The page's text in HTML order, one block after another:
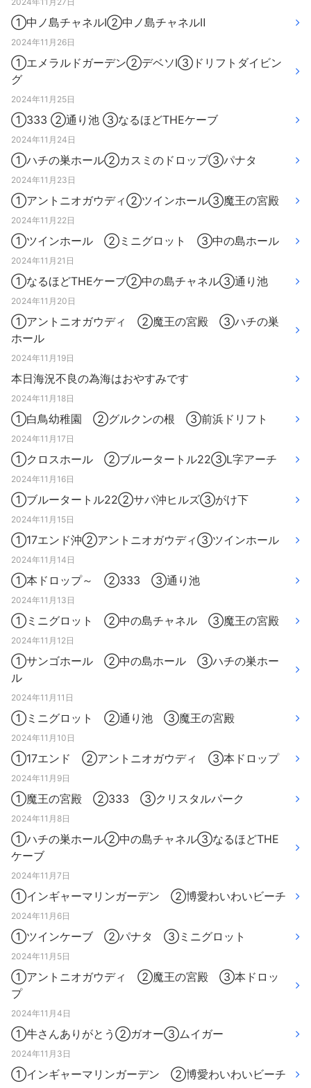
①中ノ島チャネルⅠ②中ノ島チャネルⅡ
2024年11月26日
①エメラルドガーデン②デベソⅠ③ドリフトダイビン
グ
2024年11月25日
①333 ②通り池 ③なるほどTHEケーブ
2024年11月24日
①ハチの巣ホール②カスミのドロップ③パナタ
2024年11月23日
①アントニオガウディ②ツインホール③魔王の宮殿
2024年11月22日
①ツインホール ②ミニグロット ③中の島ホール
2024年11月21日
①なるほどTHEケーブ②中の島チャネル③通り池
2024年11月20日
①アントニオガウディ ②魔王の宮殿 ③ハチの巣
ホール
2024年11月19日
本日海況不良の為海はおやすみです
2024年11月18日
①白鳥幼稚園 ②グルクンの根 ③前浜ドリフト
2024年11月17日
①クロスホール ②ブルータートル22③L字アーチ
2024年11月16日
①ブルータートル22②サバ沖ヒルズ③がけ下
2024年11月15日
①17エンド沖②アントニオガウディ③ツインホール
2024年11月14日
①本ドロップ～ ②333 ③通り池
2024年11月13日
①ミニグロット ②中の島チャネル ③魔王の宮殿
2024年11月12日
①サンゴホール ②中の島ホール ③ハチの巣ホー
ル
2024年11月11日
①ミニグロット ②通り池 ③魔王の宮殿
2024年11月10日
①17エンド ②アントニオガウディ ③本ドロップ
2024年11月9日
①魔王の宮殿 ②333 ③クリスタルパーク
2024年11月8日
①ハチの巣ホール②中の島チャネル③なるほどTHE
ケーブ
2024年11月7日
①インギャーマリンガーデン ②博愛わいわいビーチ
2024年11月6日
①ツインケーブ ②パナタ ③ミニグロット
2024年11月5日
①アントニオガウディ ②魔王の宮殿 ③本ドロッ
プ
2024年11月4日
①牛さんありがとう②ガオー③ムイガー
2024年11月3日
①インギャーマリンガーデン ②博愛わいわいビーチ